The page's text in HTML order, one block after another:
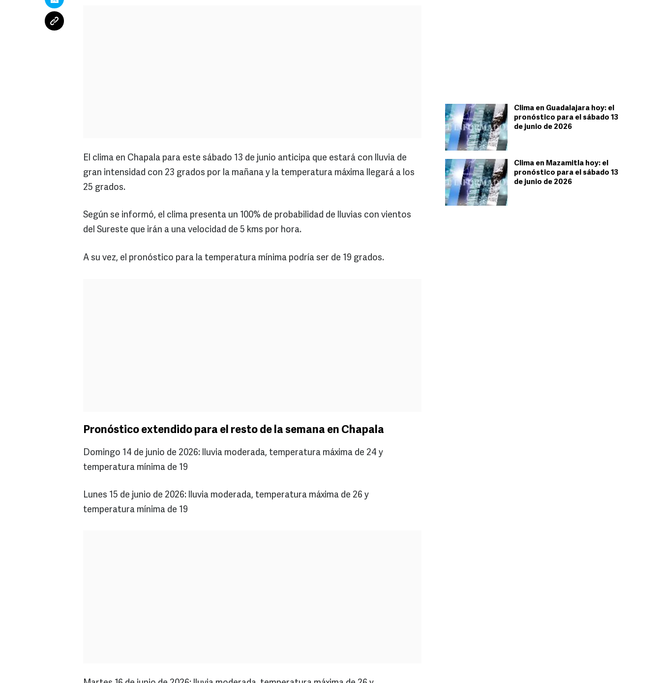
Clima en Guadalajara hoy: el
pronóstico para el sábado 13
de junio de 2026
Clima en Mazamitla hoy: el
pronóstico para el sábado 13
de junio de 2026
El clima en Chapala para este sábado 13 de junio anticipa que estará con lluvia de
gran intensidad con 23 grados por la mañana y la temperatura máxima llegará a los
25 grados.
Según se informó, el clima presenta un 100% de probabilidad de lluvias con vientos
del Sureste que irán a una velocidad de 5 kms por hora.
A su vez, el pronóstico para la temperatura mínima podría ser de 19 grados.
Pronóstico extendido para el resto de la semana en Chapala
Domingo 14 de junio de 2026: lluvia moderada, temperatura máxima de 24 y
temperatura mínima de 19
Lunes 15 de junio de 2026: lluvia moderada, temperatura máxima de 26 y
temperatura mínima de 19